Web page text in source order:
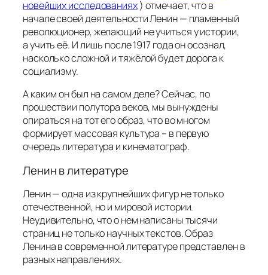
новейших исследованиях) отмечает, что в
начале своей деятельности Ленин — пламенный
революционер, желающий не учиться у истории,
а учить её. И лишь после 1917 года он осознал,
насколько сложной и тяжёлой будет дорога к
социализму.
А каким он был на самом деле? Сейчас, по
прошествии полутора веков, мы вынуждены
опираться на тот его образ, что во многом
формирует массовая культура – в первую
очередь литература и кинематограф.
Ленин в литературе
Ленин — одна из крупнейших фигур не только
отечественной, но и мировой истории.
Неудивительно, что о нем написаны тысячи
страниц не только научных текстов. Образ
Ленина в современной литературе представлен в
разных направлениях.